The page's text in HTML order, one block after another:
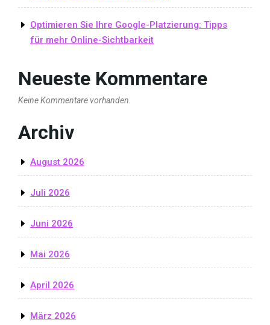
Optimieren Sie Ihre Google-Platzierung: Tipps
für mehr Online-Sichtbarkeit
Neueste Kommentare
Keine Kommentare vorhanden.
Archiv
August 2026
Juli 2026
Juni 2026
Mai 2026
April 2026
März 2026